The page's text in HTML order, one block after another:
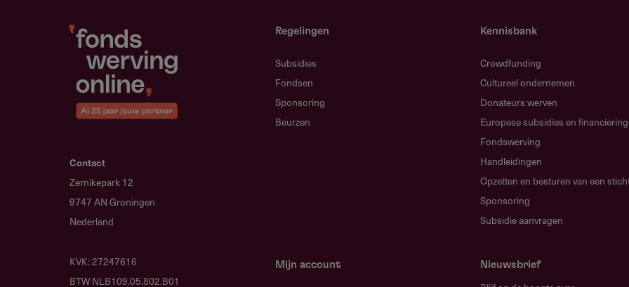
Maatschappelijke organisaties en gemeenschapsinitiatieven
Overheids- en publieke instanties
Internationale en intergouvernementele organisaties
Alle onderwijssectoren zijn welkom: voorschools, primair, voortgezet, tertiair,
beroepsonderwijs, EdTech, speciaal onderwijs, vroege kinderontwikkeling, informeel
Contact
Zernikepark 12
9747 AN Groningen
Nederland
KVK: 27247616
BTW NLB109.05.802.B01
Regelingen
Subsidies
Fondsen
Sponsoring
Beurzen
Kennisbank
Crowdfunding
Cultureel ondernemen
Donateurs werven
Europese subsidies en
Fondswerving
Handleidingen
Opzetten en besturen van een
Sponsoring
Subsidie aanvragen
Mijn account Nieuwsbrief